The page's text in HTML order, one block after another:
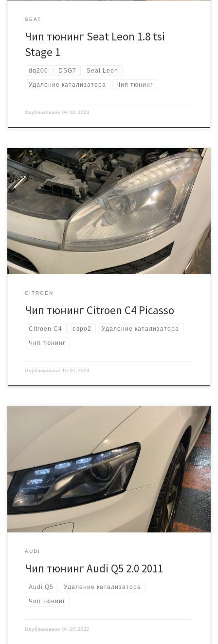
SEAT
Чип тюнинг Seat Leon 1.8 tsi
Stage 1
dq200 DSG7 Seat Leon
Удаление катализатора Чип тюнинг
Опубликовано 09.02.2023
Цель визита к нам — удаление катализатора! На этих
автомобилях они часто разрушаются, что естественно приводит
к задирам в цилиндрах и уже как следствие появляется расход
масла… Начинаем со сбора информации. Год выпуска 2012. Блок
управления двигателем Bosch MEV17.4.2 Безопаснее и проще
работать с этим блоком «на столе». Вскрывать не […]
CITROEN
Чип тюнинг Citroen C4 Picasso
Citroen C4 евро2 Удаление катализатора
Чип тюнинг
Опубликовано 16.01.2023
Автомобиль приехал к нам на крупное ТО, включая замену цепи
ГРМ. В ходе работ было решено так же удалить катализатор и
сделать прошивку Stage2 под нормы евро2 Блок управления
Bosch Med17.1 № 8R0907115A Запись прошивки выполняется через
диагностический разъем. По времени чип тюнинг занимает около
1 часа. Прирост мощности с […]
AUDI
Чип тюнинг Audi Q5 2.0 2011
Audi Q5 Удаление катализатора
Чип тюнинг
Опубликовано 04.07.2022